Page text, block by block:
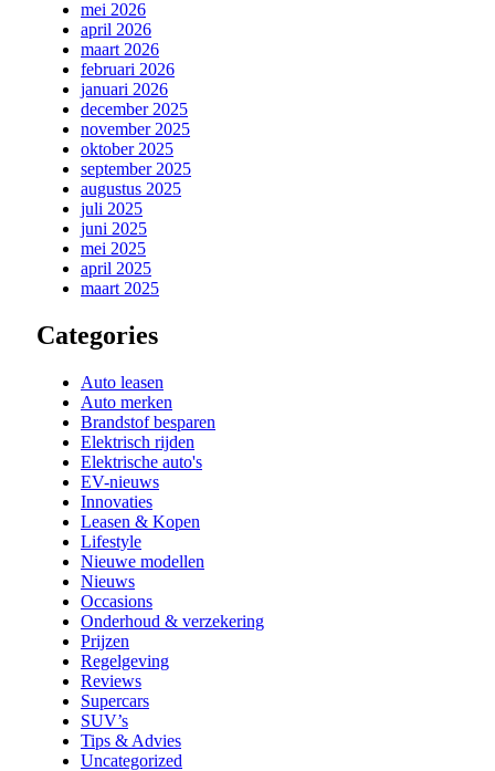
mei 2026
april 2026
maart 2026
februari 2026
januari 2026
december 2025
november 2025
oktober 2025
september 2025
augustus 2025
juli 2025
juni 2025
mei 2025
april 2025
maart 2025
Categories
Auto leasen
Auto merken
Brandstof besparen
Elektrisch rijden
Elektrische auto's
EV-nieuws
Innovaties
Leasen & Kopen
Lifestyle
Nieuwe modellen
Nieuws
Occasions
Onderhoud & verzekering
Prijzen
Regelgeving
Reviews
Supercars
SUV’s
Tips & Advies
Uncategorized